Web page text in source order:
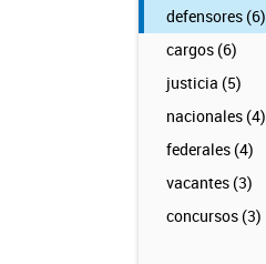
defensores (6)
cargos (6)
justicia (5)
nacionales (4)
federales (4)
vacantes (3)
concursos (3)